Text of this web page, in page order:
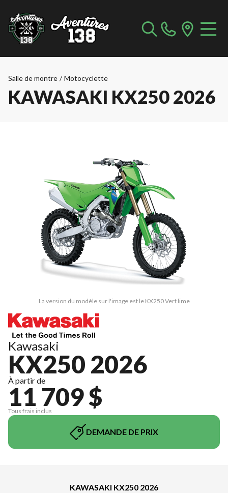
Salle de montre / Motocyclette
KAWASAKI KX250 2026
La version du modèle sur l'image est le KX250 Vert lime
Kawasaki
KX250 2026
À partir de
11 709 $
Tous frais inclus
DEMANDE DE PRIX
KAWASAKI KX250 2026